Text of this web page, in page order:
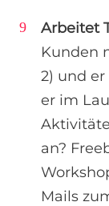
Arbeitet
Kunden
2) und
er im
an?
Mails